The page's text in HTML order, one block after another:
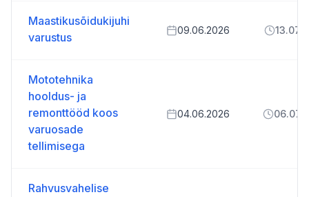
Maastikusõidukijuhi
varustus
09.06.2026
Mototehnika
hooldus- ja
remonttööd koos
varuosade
tellimisega
04.06.2026
Rahvusvahelise